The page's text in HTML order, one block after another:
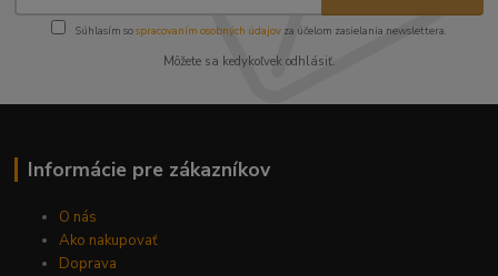
Súhlasím sospracovaním osobných údajov za účelom zasielania newslettera.
Môžete sa kedykoľvek odhlásiť.
Informácie pre zákazníkov
O nás
Ako nakupovať
Doprava